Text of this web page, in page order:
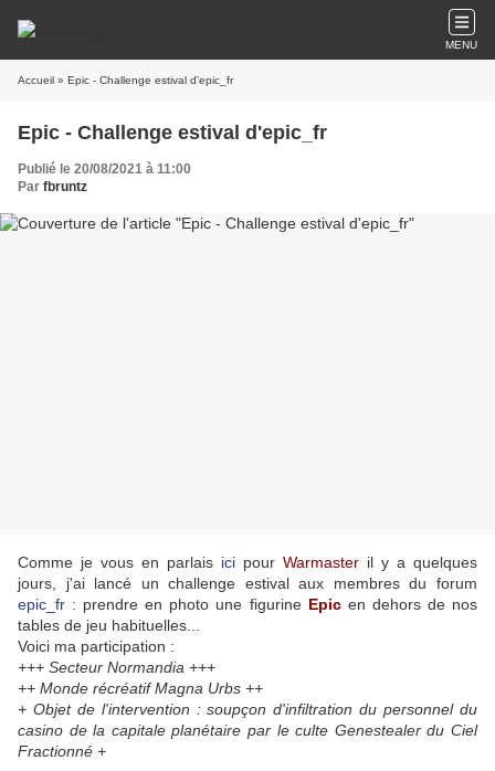
MENU
Accueil » Epic - Challenge estival d'epic_fr
Epic - Challenge estival d'epic_fr
Publié le 20/08/2021 à 11:00
Par fbruntz
Comme je vous en parlais ici pour Warmaster il y a quelques
jours, j'ai lancé un challenge estival aux membres du forum
epic_fr : prendre en photo une figurine Epicen dehors de nos
tables de jeu habituelles...
Voici ma participation :
+++ Secteur Normandia +++
++ Monde récréatif Magna Urbs ++
+ Objet de l'intervention : soupçon d'infiltration du personnel du
casino de la capitale planétaire par le culte Genestealer du Ciel
Fractionné +